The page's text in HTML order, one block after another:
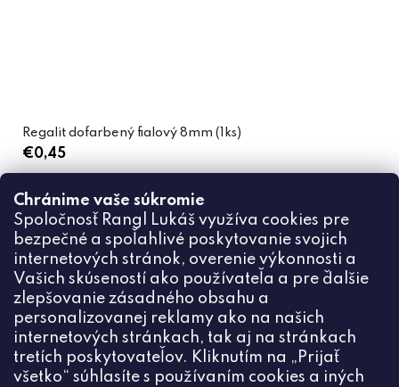
Chránime vaše súkromie
Spoločnosť Rangl Lukáš využíva cookies pre
bezpečné a spoľahlivé poskytovanie svojich
internetových stránok, overenie výkonnosti a
Vašich skúseností ako používateľa a pre ďalšie
zlepšovanie zásadného obsahu a
personalizovanej reklamy ako na našich
internetových stránkach, tak aj na stránkach
tretích poskytovateľov. Kliknutím na „Prijať
všetko“ súhlasíte s používaním cookies a iných
Regalit dofarbený fialový 8mm (1ks)
€0,45
DO KOŠÍKA